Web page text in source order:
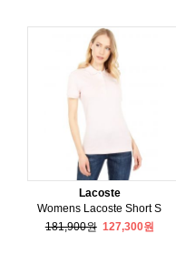
Lacoste
Womens Lacoste Short S
181,900원 127,300원